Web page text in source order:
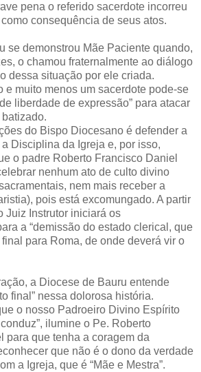
pena o referido sacerdote incorreu
consequência de seus atos.
se demonstrou Mãe Paciente quando,
o chamou fraternalmente ao diálogo
dessa situação por ele criada.
e muito menos um sacerdote pode-se
liberdade de expressão” para atacar
do Bispo Diocesano é defender a
Disciplina da Igreja e, por isso,
o padre Roberto Francisco Daniel
nenhum ato de culto divino
nem mais receber a
pois está excomungado. A partir
Juiz Instrutor iniciará os
a “demissão do estado clerical, que
para Roma, de onde deverá vir o
a Diocese de Bauru entende
final” nessa dolorosa história.
o nosso Padroeiro Divino Espírito
ilumine o Pe. Roberto
para que tenha a coragem da
que não é o dono da verdade
a Igreja, que é “Mãe e Mestra”.